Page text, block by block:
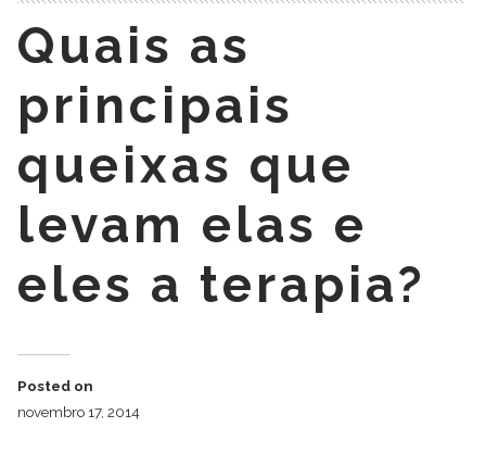
Quais as
principais
queixas que
levam elas e
eles a terapia?
Posted on
novembro 17, 2014